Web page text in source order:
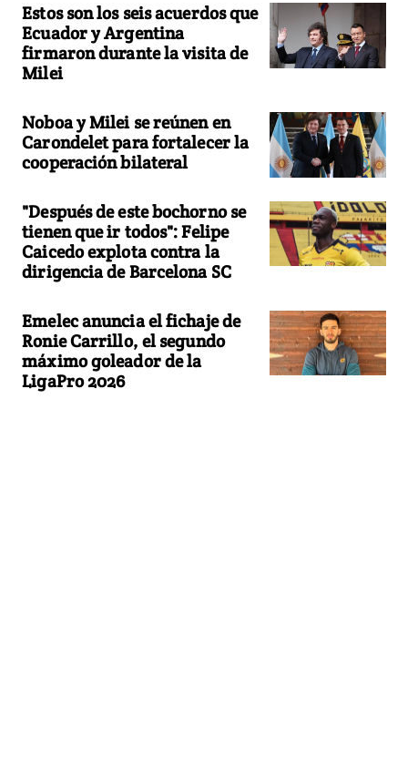
Estos son los seis acuerdos que
Ecuador y Argentina
firmaron durante la visita de
Milei
Noboa y Milei se reúnen en
Carondelet para fortalecer la
cooperación bilateral
"Después de este bochorno se
tienen que ir todos": Felipe
Caicedo explota contra la
dirigencia de Barcelona SC
Emelec anuncia el fichaje de
Ronie Carrillo, el segundo
máximo goleador de la
LigaPro 2026